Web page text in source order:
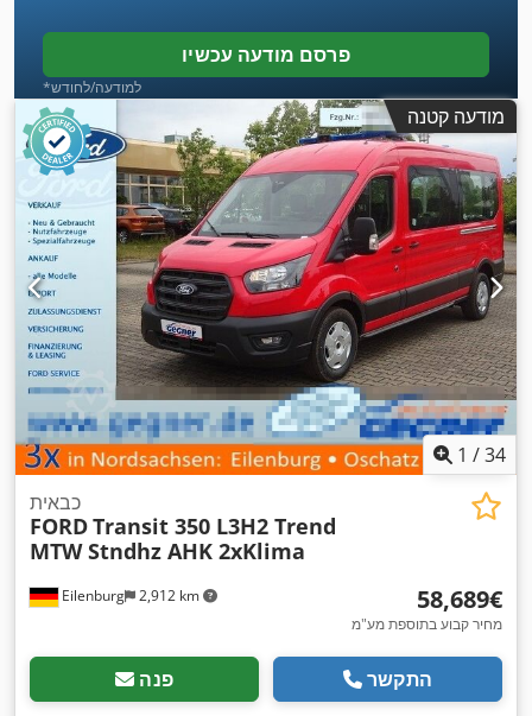
פרסם מודעה עכשיו
*למודעה/לחודש
מודעה קטנה
1 /34
Eilenburg 2,912 km
כבאית
FORDTransit 350 L3H2 Trend
MTW Stndhz AHK 2xKlima
‏58,689 ‏€
מחיר קבוע בתוספת מע"מ
פנה התקשר